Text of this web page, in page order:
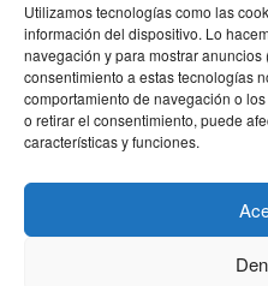
Utilizamos tecnologías como las
información del dispositivo. Lo
navegación y para mostrar anuncios
consentimiento a estas tecnologías
comportamiento de navegación o
o retirar el consentimiento, puede
características y funciones.
REDES